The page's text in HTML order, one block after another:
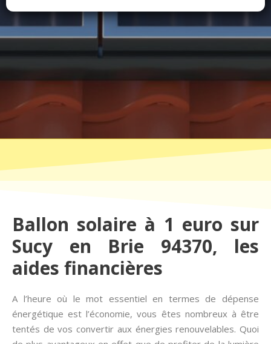
Ballon solaire à 1 euro sur
Sucy en Brie 94370, les
aides financières
A l’heure où le mot essentiel en termes de dépense
énergétique est l’économie, vous êtes nombreux à être
tentés de vos convertir aux énergies renouvelables. Quoi